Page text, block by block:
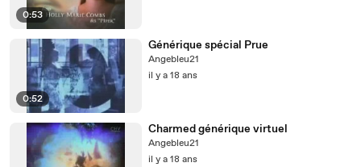
0:53
0:52
Générique spécial Prue
Angebleu21
il y a 18 ans
Charmed générique virtuel
Angebleu21
il y a 18 ans